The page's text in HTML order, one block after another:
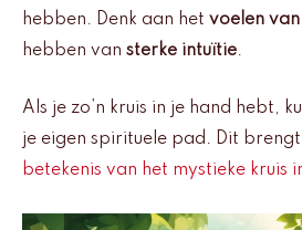
hebben. Denk aan het voelen
hebben van sterke intuïtie.
Als je zo’n kruis in je hand hebt,
je eigen spirituele pad. Dit
betekenis van het mystieke kruis